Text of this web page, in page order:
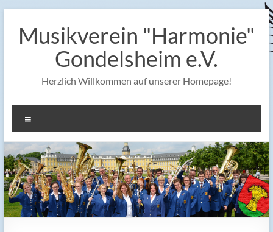
Inhalt
springen
Musikverein "Harmonie"
Gondelsheim e.V.
Herzlich Willkommen auf unserer Homepage!